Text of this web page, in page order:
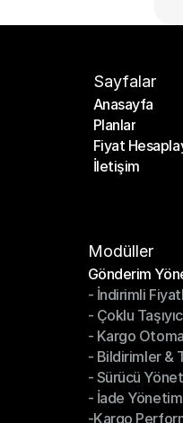
Sayfalar
Anasayfa
Anasayfa
Planlar
Planlar
Fiyat
Fiyat
İletişim
Modüller
Gönderim
Gönderim
- İndirimli
- İndirimli
- Çoklu
- Çoklu
- Kargo
- Kargo
- Bildirimler &
- Bildirimler &
- Sürücü
- Sürücü
- İade
- İade
-Kargo